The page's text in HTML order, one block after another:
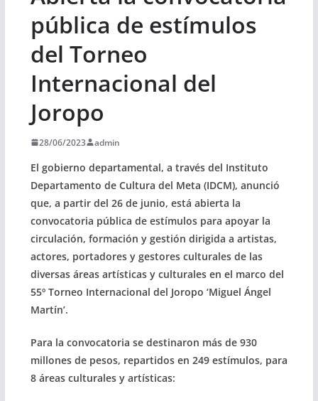
pública de estímulos
del Torneo
Internacional del
Joropo
28/06/2023 admin
El gobierno departamental, a través del Instituto
Departamento de Cultura del Meta (IDCM), anunció
que, a partir del 26 de junio, está abierta la
convocatoria pública de estímulos para apoyar la
circulación, formación y gestión dirigida a artistas,
actores, portadores y gestores culturales de las
diversas áreas artísticas y culturales en el marco del
55º Torneo Internacional del Joropo ‘Miguel Ángel
Martín’.
Para la convocatoria se destinaron más de 930
millones de pesos, repartidos en 249 estímulos, para
8 áreas culturales y artísticas: